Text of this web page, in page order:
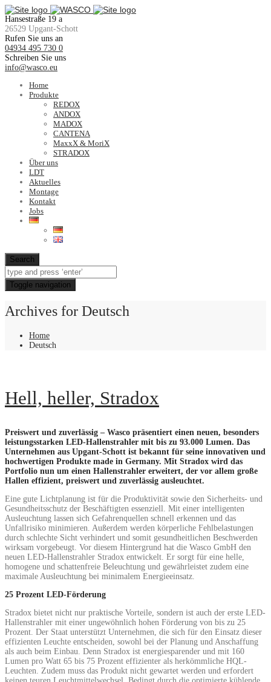
Hansestraße 19 a
26529 Upgant-Schott
Rufen Sie uns an
04934 495 730 0
Schreiben Sie uns
info@wasco.eu
Home
Produkte
REDOX
ANDOX
MADOX
CANTENA
MaxxX & MoriX
STRADOX
Über uns
LDT
Aktuelles
Montage
Kontakt
Jobs
Search
Toggle navigation
Archives for Deutsch
Home
Deutsch
Hell, heller, Stradox
Preiswert und zuverlässig – Wasco präsentiert einen neuen, besonders
leistungsstarken LED-Hallenstrahler mit bis zu 93.000 Lumen. Das
Unternehmen aus Upgant-Schott ist bekannt für seine innovativen und
hochwertigen Produkte made in Germany. Mit Stradox wird das
Portfolio nun um einen Hallenstrahler erweitert, der vor allem große
Hallen effizient, preiswert und zuverlässig ausleuchtet.
Eine gute Lichtplanung ist für die Produktivität sowie den Sicherheits- und
Gesundheitsschutz der Beschäftigten essenziell. Mit einer intelligenten
Ausleuchtung lassen sich Gefahrenquellen schnell erkennen und das
Unfallrisiko minimieren. Außerdem werden körperliche Fehlbelastungen
durch schlechte Sicht verhindert und somit gesundheitlichen Beschwerden
wirksam vorgebeugt. Vor diesem Hintergrund hat die Wasco GmbH den
neuen LED-Hallenstrahler Stradox entwickelt. Er sorgt für eine helle,
homogene und schattenfreie Beleuchtung und gewährleistet zudem eine
maximale Ausleuchtung bei minimalem Energieeinsatz.
25 Prozent LED-Förderung
Stradox bietet nicht nur praktische Vorteile, sondern ist auch der erste LED-
Hallenstrahler mit einer ungewöhnlich hohen Förderung von bis zu 25
Prozent. Der Staat unterstützt Unternehmen, die sich für den Einsatz dieser
effizienten Leuchte entscheiden, sowohl bei der Planung und Anschaffung
als auch beim Einbau. Denn Stradox ist energiesparender und mit 160
Lumen pro Watt 65 bis 75 Prozent effizienter als herkömmliche HQL-
Leuchten. Zudem muss das Produkt nicht gewartet werden und erfordert